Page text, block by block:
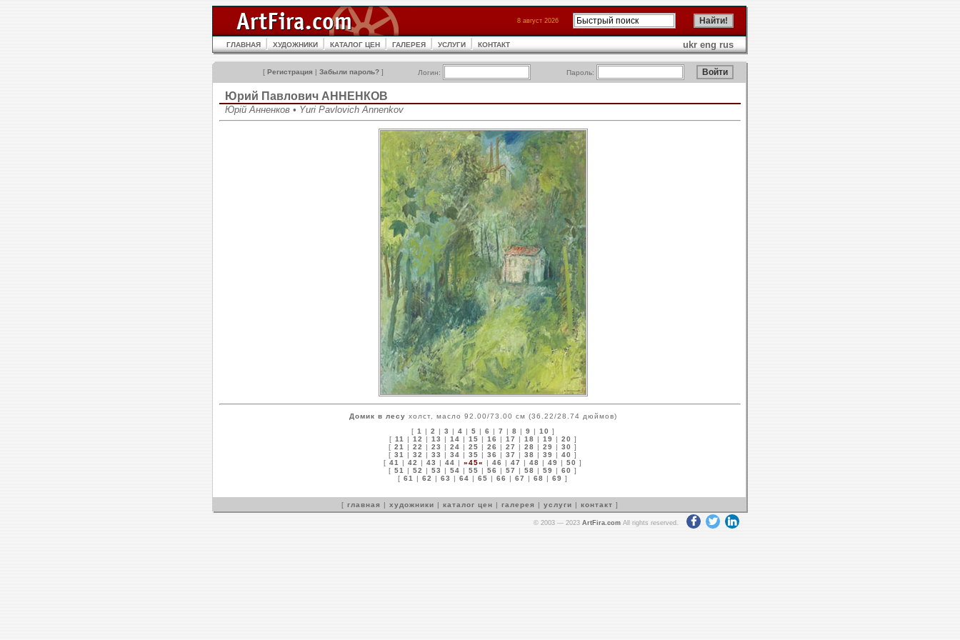
8 август 2026
ГЛАВНАЯ ХУДОЖНИКИ КАТАЛОГ ЦЕН ГАЛЕРЕЯ УСЛУГИ КОНТАКТ ukr eng rus
[ Регистрация | Забыли пароль? ] Логин: Пароль:
Юрий Павлович АННЕНКОВ
Юрій Анненков • Yuri Pavlovich Annenkov
Домик в лесу холст, масло 92.00/73.00 см (36.22/28.74 дюймов)
[ 1 | 2 | 3 | 4 | 5 | 6 | 7 | 8 | 9 | 10 ]
[ 11 | 12 | 13 | 14 | 15 | 16 | 17 | 18 | 19 | 20 ]
[ 21 | 22 | 23 | 24 | 25 | 26 | 27 | 28 | 29 | 30 ]
[ 31 | 32 | 33 | 34 | 35 | 36 | 37 | 38 | 39 | 40 ]
[ 41 | 42 | 43 | 44 | »45« | 46 | 47 | 48 | 49 | 50 ]
[ 51 | 52 | 53 | 54 | 55 | 56 | 57 | 58 | 59 | 60 ]
[ 61 | 62 | 63 | 64 | 65 | 66 | 67 | 68 | 69 ]
[ главная | художники | каталог цен | галерея | услуги | контакт ]
© 2003 — 2023 ArtFira.com All rights reserved.